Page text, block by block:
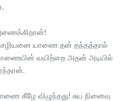
யாணை தன் தந்தத்தால்
வயிற்றை அதன் அடியில்
கீழே விழுந்தது! சுய நினைவு